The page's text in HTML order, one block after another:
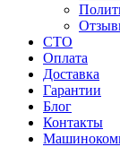
СТО
Оплата
Доставка
Гарантии
Блог
Контакты